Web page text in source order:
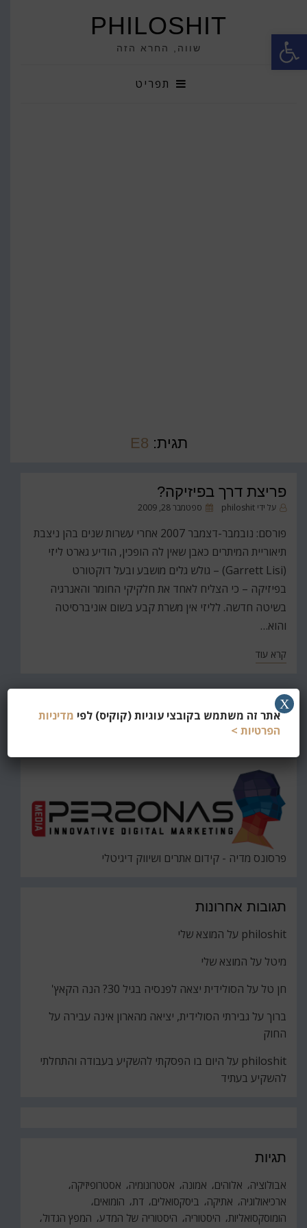
פתח סרגל נגישות PHILOSHIT
שווה, החרא הזה
תפריט
תגית: E8
פריצת דרך בפיזיקה?
על ידי philoshit
פורסםספטמבר 28, 2009
פורסם: נובמבר-דצמבר 2007 אחרי עשרות שנים בהן ניצבת
תיאוריית המיתרים כאבן שאין לה הופכין, הודיע גארט ליזי
(Garrett Lisi) – גולש גלים מושבע ובעל דוקטורט
בפיזיקה – כי הצליח לאחד את חלקיקי החומר והאנרגיה
בשיטה חדשה. לליזי אין משרת קבע בשום אוניברסיטה
והוא…
קרא עוד
חפש
את
פרסונס מדיה - קידום אתרים ושיווק דיגיטלי
תגובות אחרונות
philoshit על המוצא שלי
מיטל על המוצא שלי
חן טל על הסולידית יצאה לפנסיה בגיל 30? הנה הקאץ'
ברוך על גבירתי הסולידית, יציאה מהארון אינה עבירה על
החוק
philoshit על היום בו הפסקתי להשקיע בעבודה והתחלתי
להשקיע בעתיד
תגיות
אבולוציה אלוהים אמונה אסטרונומיה
אסטרופיזיקה
ארכיאולוגיה
אתיקה ביסקסואלים דת הומואים
הומוסקסואליות היסטוריה היסטוריה של המדע המפץ הגדול
אתר זה משתמש בקובצי עוגיות (קוקיס) לפי מדיניות
הפרטיות >
X